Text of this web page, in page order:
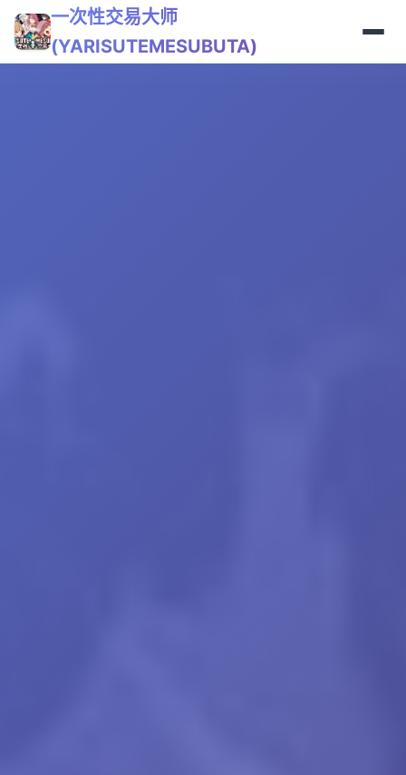
一次性交易大师
(YARISUTEMESUBUTA)